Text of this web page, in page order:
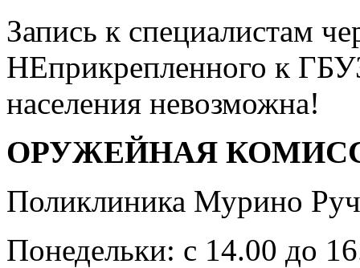
Запись к специалистам
НЕприкрепленного к
населения невозможна!
ОРУЖЕЙНАЯ
Поликлиника Мурино
Понедельки: с 14.00 до